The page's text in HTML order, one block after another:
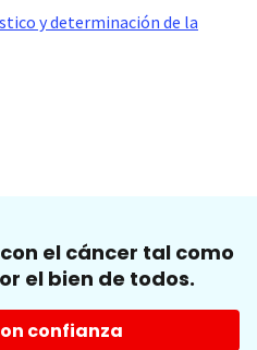
y determinación de la
el cáncer tal como
el bien de todos.
confianza